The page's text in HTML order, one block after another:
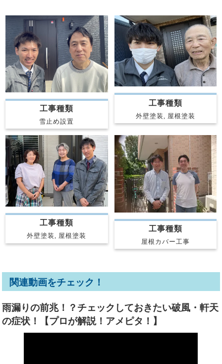
工事種類
雪止め設置
工事種類
外壁塗装, 屋根塗装
工事種類
外壁塗装, 屋根塗装
工事種類
屋根カバー工事
関連動画をチェック！
雨漏りの前兆！？チェックしておきたい破風・軒天
の症状！【プロが解説！アメピタ！】